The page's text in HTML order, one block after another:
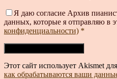
Я даю согласие Архив
данных, которые я отправляю в
конфиденциальности) *
Этот сайт использует Akismet
как обрабатываются ваши